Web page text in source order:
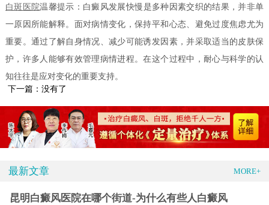
白斑医院温馨提示：白癜风发展快慢是多种因素交织的结果，并非单
一原因所能解释。面对病情变化，保持平和心态、避免过度焦虑尤为
重要。通过了解自身情况、减少可能诱发因素，并采取适当的皮肤保
护，许多人能够有效管理病情进程。在这个过程中，耐心与科学的认
知往往是应对变化的重要支持。
下一篇：没有了
最新文章 MORE+
昆明白癜风医院在哪个街道-为什么有些人白癜风